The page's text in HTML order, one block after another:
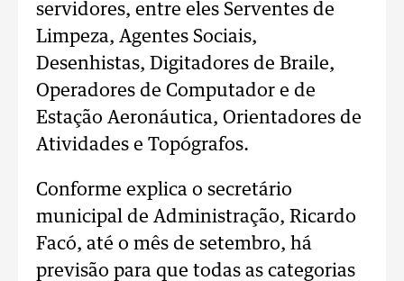
servidores, entre eles Serventes de
Limpeza, Agentes Sociais,
Desenhistas, Digitadores de Braile,
Operadores de Computador e de
Estação Aeronáutica, Orientadores de
Atividades e Topógrafos.
Conforme explica o secretário
municipal de Administração, Ricardo
Facó, até o mês de setembro, há
previsão para que todas as categorias